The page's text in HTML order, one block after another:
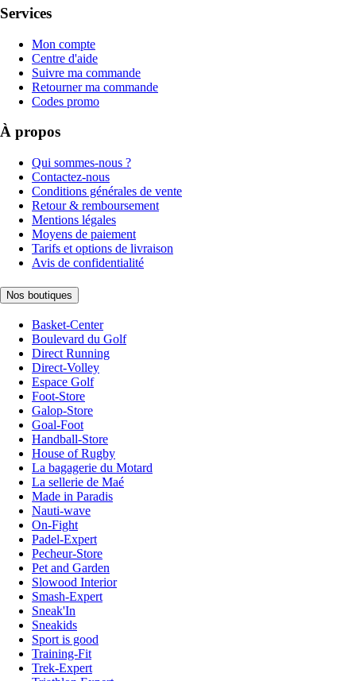
Services
Mon compte
Centre d'aide
Suivre ma commande
Retourner ma commande
Codes promo
À propos
Qui sommes-nous ?
Contactez-nous
Conditions générales de vente
Retour & remboursement
Mentions légales
Moyens de paiement
Tarifs et options de livraison
Avis de confidentialité
Nos boutiques
Basket-Center
Boulevard du Golf
Direct Running
Direct-Volley
Espace Golf
Foot-Store
Galop-Store
Goal-Foot
Handball-Store
House of Rugby
La bagagerie du Motard
La sellerie de Maé
Made in Paradis
Nauti-wave
On-Fight
Padel-Expert
Pecheur-Store
Pet and Garden
Slowood Interior
Smash-Expert
Sneak'In
Sneakids
Sport is good
Training-Fit
Trek-Expert